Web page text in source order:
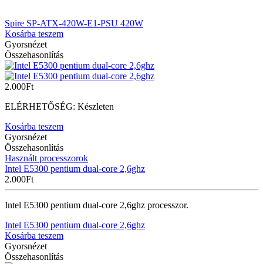
Spire SP-ATX-420W-E1-PSU 420W
Kosárba teszem
Gyorsnézet
Összehasonlítás
2.000Ft
ELÉRHETŐSÉG: Készleten
Kosárba teszem
Gyorsnézet
Összehasonlítás
Használt processzorok
Intel E5300 pentium dual-core 2,6ghz
2.000Ft
Intel E5300 pentium dual-core 2,6ghz processzor.
Intel E5300 pentium dual-core 2,6ghz
Kosárba teszem
Gyorsnézet
Összehasonlítás